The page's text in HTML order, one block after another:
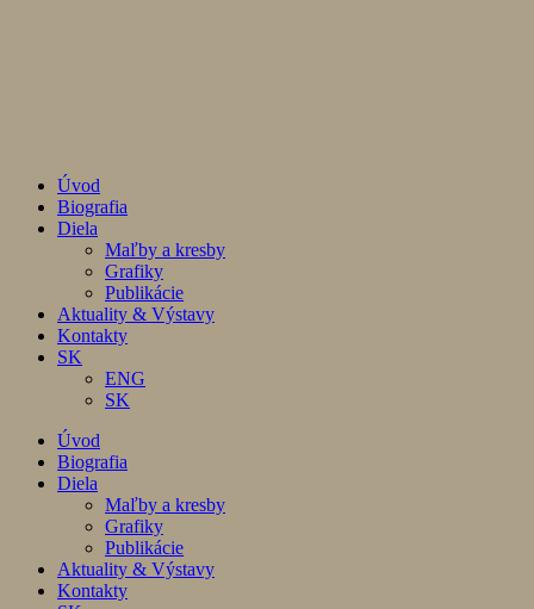
Úvod
Biografia
Diela
Maľby a kresby
Grafiky
Publikácie
Aktuality & Výstavy
Kontakty
SK
ENG
SK
Úvod
Biografia
Diela
Maľby a kresby
Grafiky
Publikácie
Aktuality & Výstavy
Kontakty